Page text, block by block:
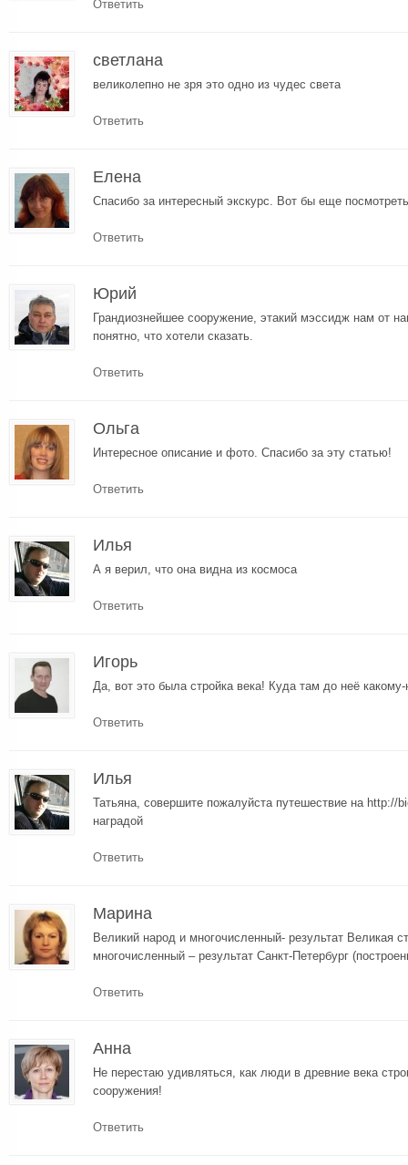
Ответить
светлана
великолепно не зря это одно из чудес света
Ответить
Елена
Спасибо за интересный экскурс. Вот бы еще
Ответить
Юрий
Грандиознейшее сооружение, этакий мэссидж нам от
понятно, что хотели сказать.
Ответить
Ольга
Интересное описание и фото. Спасибо за эту статью!
Ответить
Илья
А я верил, что она видна из космоса
Ответить
Игорь
Да, вот это была стройка века! Куда там до неё
Ответить
Илья
Татьяна, совершите пожалуйста путешествие на http://
наградой
Ответить
Mарина
Великий народ и многочисленный- результат Великая
многочисленный – результат Санкт-Петербург
Ответить
Анна
Не перестаю удивляться, как люди в древние века
сооружения!
Ответить